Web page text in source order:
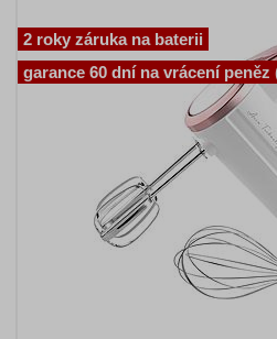
2 roky záruka na baterii
garance 60 dní na vrácení